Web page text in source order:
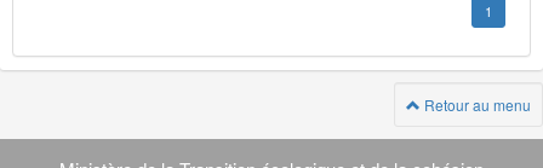
1
Retour au menu
Navigation